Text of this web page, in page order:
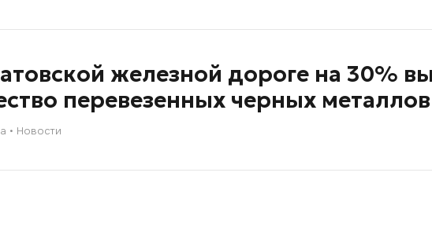
железной дороге на 30%
перевезенных черных металлов
Новости